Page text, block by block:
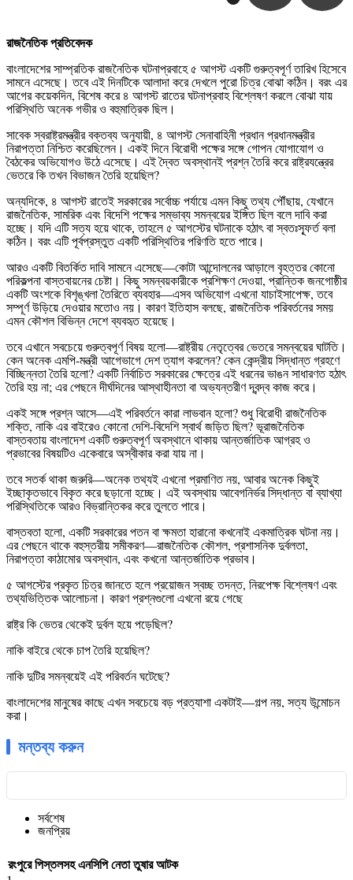
রাজনৈতিক প্রতিবেদক
বাংলাদেশের সাম্প্রতিক রাজনৈতিক ঘটনাপ্রবাহে ৫ আগস্ট একটি গুরুত্বপূর্ণ তারিখ হিসেবে
সামনে এসেছে। তবে এই দিনটিকে আলাদা করে দেখলে পুরো চিত্র বোঝা কঠিন। বরং এর
আগের কয়েকদিন, বিশেষ করে ৪ আগস্ট রাতের ঘটনাপ্রবাহ বিশ্লেষণ করলে বোঝা যায়
পরিস্থিতি অনেক গভীর ও বহুমাত্রিক ছিল।
সাবেক স্বরাষ্ট্রমন্ত্রীর বক্তব্য অনুযায়ী, ৪ আগস্ট সেনাবাহিনী প্রধান প্রধানমন্ত্রীর
নিরাপত্তা নিশ্চিত করেছিলেন। একই দিনে বিরোধী পক্ষের সঙ্গে গোপন যোগাযোগ ও
বৈঠকের অভিযোগও উঠে এসেছে। এই দ্বৈত অবস্থানই প্রশ্ন তৈরি করে রাষ্ট্রযন্ত্রের
ভেতরে কি তখন বিভাজন তৈরি হয়েছিল?
অন্যদিকে, ৪ আগস্ট রাতেই সরকারের সর্বোচ্চ পর্যায়ে এমন কিছু তথ্য পৌঁছায়, যেখানে
রাজনৈতিক, সামরিক এবং বিদেশি পক্ষের সম্ভাব্য সমন্বয়ের ইঙ্গিত ছিল বলে দাবি করা
হচ্ছে। যদি এটি সত্য হয়ে থাকে, তাহলে ৫ আগস্টের ঘটনাকে হঠাৎ বা স্বতঃস্ফূর্ত বলা
কঠিন। বরং এটি পূর্বপ্রস্তুত একটি পরিস্থিতির পরিণতি হতে পারে।
আরও একটি বিতর্কিত দাবি সামনে এসেছে—কোটা আন্দোলনের আড়ালে বৃহত্তর কোনো
পরিকল্পনা বাস্তবায়নের চেষ্টা। কিছু সমন্বয়কারীকে প্রশিক্ষণ দেওয়া, প্রান্তিক জনগোষ্ঠীর
একটি অংশকে বিশৃঙ্খলা তৈরিতে ব্যবহার—এসব অভিযোগ এখনো যাচাইসাপেক্ষ, তবে
সম্পূর্ণ উড়িয়ে দেওয়ার মতোও নয়। কারণ ইতিহাস বলছে, রাজনৈতিক পরিবর্তনের সময়
এমন কৌশল বিভিন্ন দেশে ব্যবহৃত হয়েছে।
তবে এখানে সবচেয়ে গুরুত্বপূর্ণ বিষয় হলো—রাষ্ট্রীয় নেতৃত্বের ভেতরে সমন্বয়ের ঘাটতি।
কেন অনেক এমপি-মন্ত্রী আগেভাগে দেশ ত্যাগ করলেন? কেন কেন্দ্রীয় সিদ্ধান্ত গ্রহণে
বিচ্ছিন্নতা তৈরি হলো? একটি নির্বাচিত সরকারের ক্ষেত্রে এই ধরনের ভাঙন সাধারণত হঠাৎ
তৈরি হয় না; এর পেছনে দীর্ঘদিনের আস্থাহীনতা বা অভ্যন্তরীণ দ্বন্দ্ব কাজ করে।
একই সঙ্গে প্রশ্ন আসে—এই পরিবর্তনে কারা লাভবান হলো? শুধু বিরোধী রাজনৈতিক
শক্তি, নাকি এর বাইরেও কোনো দেশি-বিদেশি স্বার্থ জড়িত ছিল? ভূরাজনৈতিক
বাস্তবতায় বাংলাদেশ একটি গুরুত্বপূর্ণ অবস্থানে থাকায় আন্তর্জাতিক আগ্রহ ও
প্রভাবের বিষয়টিও একেবারে অস্বীকার করা যায় না।
তবে সতর্ক থাকা জরুরি—অনেক তথ্যই এখনো প্রমাণিত নয়, আবার অনেক কিছুই
ইচ্ছাকৃতভাবে বিকৃত করে ছড়ানো হচ্ছে। এই অবস্থায় আবেগনির্ভর সিদ্ধান্ত বা ব্যাখ্যা
পরিস্থিতিকে আরও বিভ্রান্তিকর করে তুলতে পারে।
বাস্তবতা হলো, একটি সরকারের পতন বা ক্ষমতা হারানো কখনোই একমাত্রিক ঘটনা নয়।
এর পেছনে থাকে বহুস্তরীয় সমীকরণ—রাজনৈতিক কৌশল, প্রশাসনিক দুর্বলতা,
নিরাপত্তা কাঠামোর অবস্থান, এবং কখনো আন্তর্জাতিক প্রভাব।
৫ আগস্টের প্রকৃত চিত্র জানতে হলে প্রয়োজন স্বচ্ছ তদন্ত, নিরপেক্ষ বিশ্লেষণ এবং
তথ্যভিত্তিক আলোচনা। কারণ প্রশ্নগুলো এখনো রয়ে গেছে
রাষ্ট্র কি ভেতর থেকেই দুর্বল হয়ে পড়েছিল?
নাকি বাইরে থেকে চাপ তৈরি হয়েছিল?
নাকি দুটির সমন্বয়েই এই পরিবর্তন ঘটেছে?
বাংলাদেশের মানুষের কাছে এখন সবচেয়ে বড় প্রত্যাশা একটাই—গল্প নয়, সত্য উন্মোচন
করা।
মন্তব্য করুন
সর্বশেষ
জনপ্রিয়
রংপুরে পিস্তলসহ এনসিপি নেতা তুষার আটক